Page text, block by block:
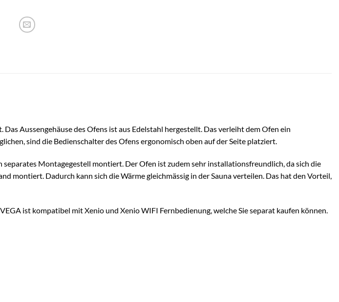
Aussengehäuse des Ofens ist aus Edelstahl hergestellt. Das verleiht dem Ofen ein
sind die Bedienschalter des Ofens ergonomisch oben auf der Seite platziert.
Montagegestell montiert. Der Ofen ist zudem sehr installationsfreundlich, da sich die
montiert. Dadurch kann sich die Wärme gleichmässig in der Sauna verteilen. Das hat den Vorteil,
ist kompatibel mit Xenio und Xenio WIFI Fernbedienung, welche Sie separat kaufen können.